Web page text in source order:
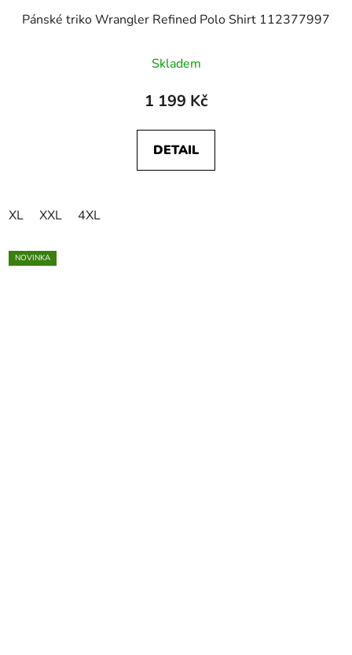
Pánské triko Wrangler Refined Polo Shirt 112377997
Skladem
1 199 Kč
DETAIL
XL XXL 4XL
NOVINKA